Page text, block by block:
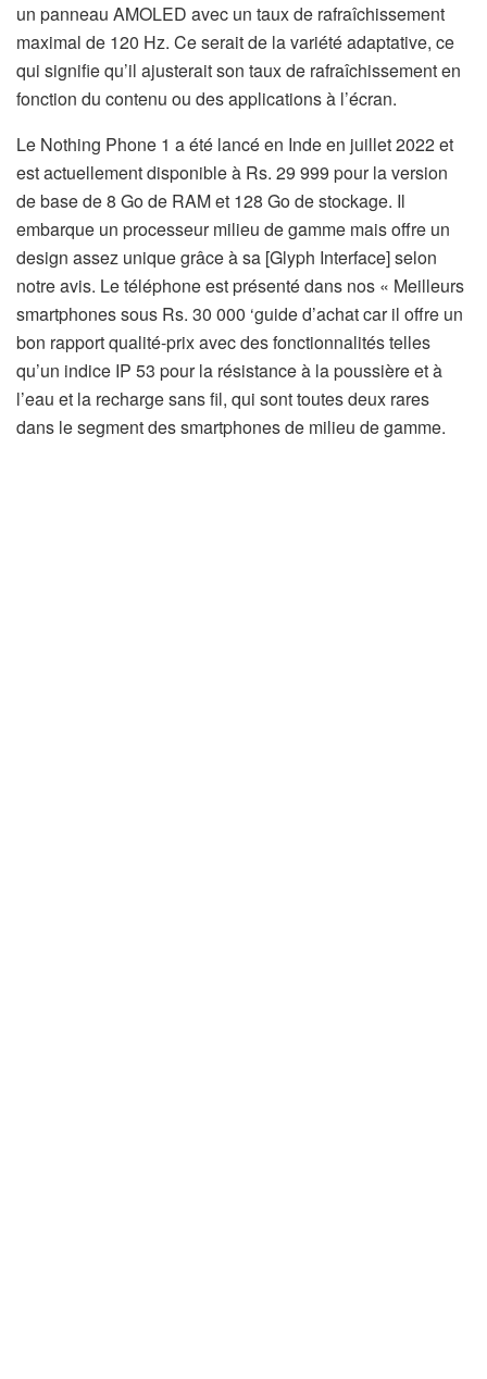
un panneau AMOLED avec un taux de rafraîchissement
maximal de 120 Hz. Ce serait de la variété adaptative, ce
qui signifie qu’il ajusterait son taux de rafraîchissement en
fonction du contenu ou des applications à l’écran.
Le Nothing Phone 1 a été lancé en Inde en juillet 2022 et
est actuellement disponible à Rs. 29 999 pour la version
de base de 8 Go de RAM et 128 Go de stockage. Il
embarque un processeur milieu de gamme mais offre un
design assez unique grâce à sa [Glyph Interface] selon
notre avis. Le téléphone est présenté dans nos « Meilleurs
smartphones sous Rs. 30 000 ‘guide d’achat car il offre un
bon rapport qualité-prix avec des fonctionnalités telles
qu’un indice IP 53 pour la résistance à la poussière et à
l’eau et la recharge sans fil, qui sont toutes deux rares
dans le segment des smartphones de milieu de gamme.